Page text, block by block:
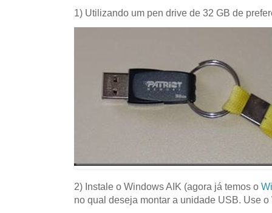
1) Utilizando um pen drive de 32 GB de
2) Instale o Windows AIK (agora já temos o
no qual deseja montar a unidade USB. Use